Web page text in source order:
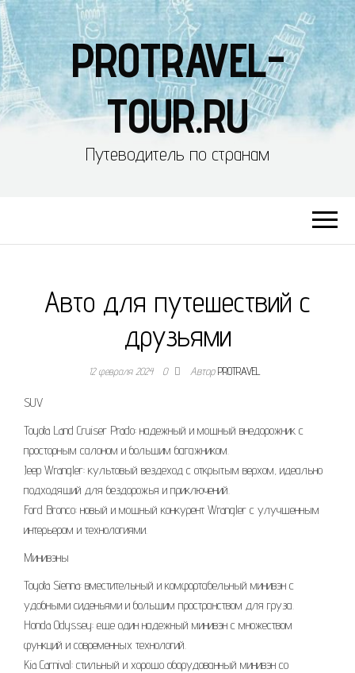
PROTRAVEL-
TOUR.RU
Путеводитель по странам
Авто для путешествий с
друзьями
12 февраля 2024 0 АвторPROTRAVEL
SUV
Toyota Land Cruiser Prado: надежный и мощный внедорожник с
просторным салоном и большим багажником.
Jeep Wrangler: культовый вездеход с открытым верхом, идеально
подходящий для бездорожья и приключений.
Ford Bronco: новый и мощный конкурент Wrangler с улучшенным
интерьером и технологиями.
Минивэны
Toyota Sienna: вместительный и комфортабельный минивэн с
удобными сиденьями и большим пространством для груза.
Honda Odyssey: еще один надежный минивэн с множеством
функций и современных технологий.
Kia Carnival: стильный и хорошо оборудованный минивэн со